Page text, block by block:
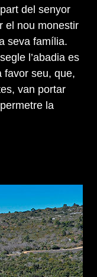
del senyor
el nou monestir
seva família.
l’abadia es
favor seu, que,
van portar
la